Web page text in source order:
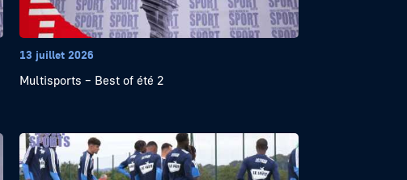
13 juillet 2026
Multisports – Best of été 2